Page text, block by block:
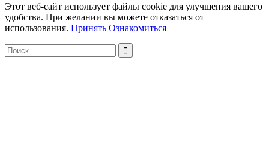
Этот веб-сайт использует файлы cookie для улучшения вашего
удобства. При желании вы можете отказаться от
использования. Принять Ознакомиться